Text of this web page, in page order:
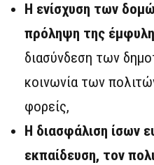
Η ενίσχυση των
πρόληψη της
διασύνδεση των
κοινωνία των
φορείς,
Η διασφάλιση ίσων
εκπαίδευση, τον